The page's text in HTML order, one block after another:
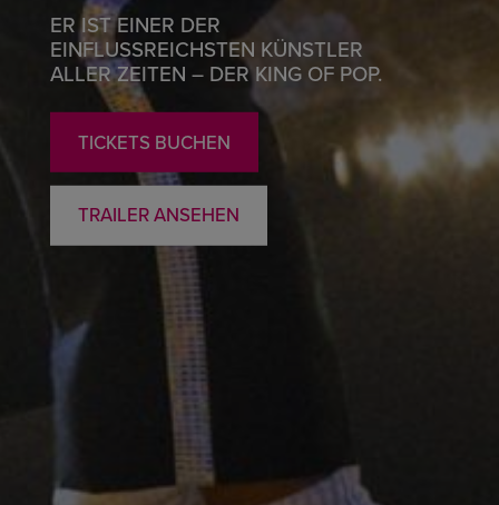
ER IST EINER DER
EINFLUSSREICHSTEN KÜNSTLER
ALLER ZEITEN – DER KING OF POP.
TICKETS BUCHEN
TRAILER ANSEHEN